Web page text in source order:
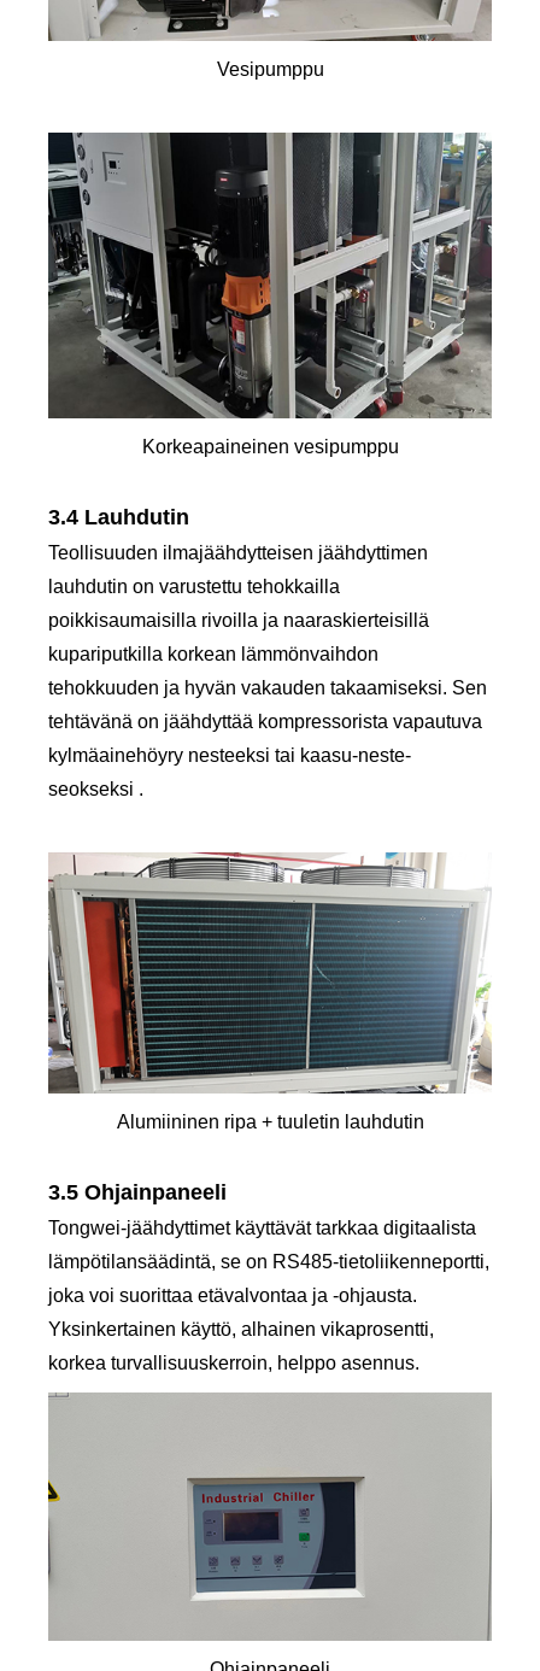
Vesipumppu
Korkeapaineinen vesipumppu
3.4 Lauhdutin
Teollisuuden ilmajäähdytteisen jäähdyttimen
lauhdutin on varustettu tehokkailla
poikkisaumaisilla rivoilla ja naaraskierteisillä
kupariputkilla korkean lämmönvaihdon
tehokkuuden ja hyvän vakauden takaamiseksi. Sen
tehtävänä on jäähdyttää kompressorista vapautuva
kylmäainehöyry nesteeksi tai kaasu-neste-
seokseksi .
Alumiininen ripa + tuuletin lauhdutin
3.5 Ohjainpaneeli
Tongwei-jäähdyttimet käyttävät tarkkaa digitaalista
lämpötilansäädintä, se on RS485-tietoliikenneportti,
joka voi suorittaa etävalvontaa ja -ohjausta.
Yksinkertainen käyttö, alhainen vikaprosentti,
korkea turvallisuuskerroin, helppo asennus.